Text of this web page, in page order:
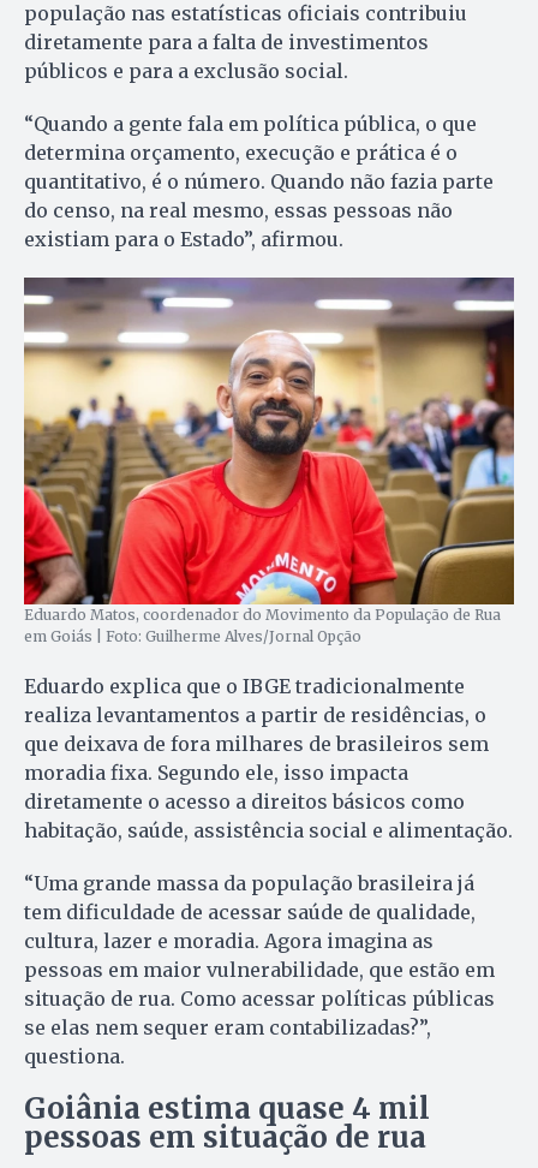
população nas estatísticas oficiais contribuiu
diretamente para a falta de investimentos
públicos e para a exclusão social.
“Quando a gente fala em política pública, o que
determina orçamento, execução e prática é o
quantitativo, é o número. Quando não fazia parte
do censo, na real mesmo, essas pessoas não
existiam para o Estado”, afirmou.
Eduardo Matos, coordenador do Movimento da População de Rua
em Goiás | Foto: Guilherme Alves/Jornal Opção
Eduardo explica que o IBGE tradicionalmente
realiza levantamentos a partir de residências, o
que deixava de fora milhares de brasileiros sem
moradia fixa. Segundo ele, isso impacta
diretamente o acesso a direitos básicos como
habitação, saúde, assistência social e alimentação.
“Uma grande massa da população brasileira já
tem dificuldade de acessar saúde de qualidade,
cultura, lazer e moradia. Agora imagina as
pessoas em maior vulnerabilidade, que estão em
situação de rua. Como acessar políticas públicas
se elas nem sequer eram contabilizadas?”,
questiona.
Goiânia estima quase 4 mil
pessoas em situação de rua